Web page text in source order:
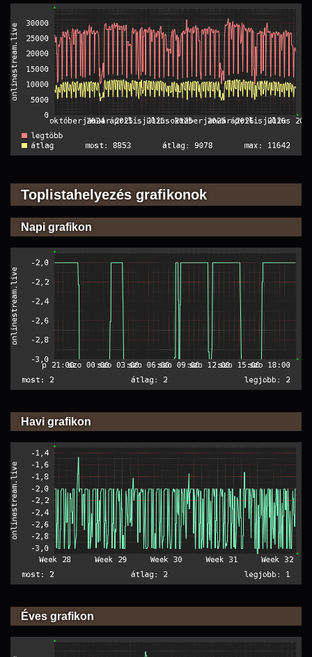
Toplistahelyezés grafikonok
Napi grafikon
Havi grafikon
Éves grafikon